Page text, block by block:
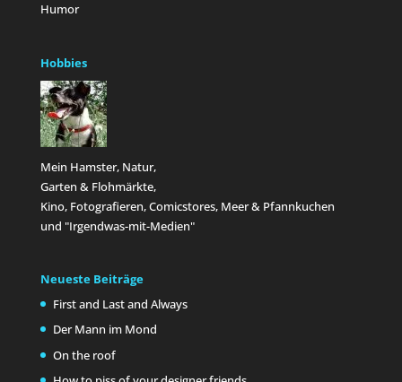
Humor
Hobbies
Mein Hamster, Natur,
Garten & Flohmärkte,
Kino, Fotografieren, Comicstores, Meer & Pfannkuchen
und "Irgendwas-mit-Medien"
Neueste Beiträge
First and Last and Always
Der Mann im Mond
On the roof